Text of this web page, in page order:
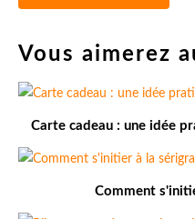
Vous aimerez
Carte cadeau : une idée
Comment